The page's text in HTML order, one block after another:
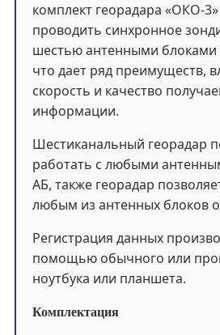
комплект георадара «ОКО-
проводить синхронное
шестью антенными
что дает ряд преимуществ,
скорость и качество
информации.
Шестиканальный георадар
работать с любыми
АБ, также георадар
любым из антенных блоков
Регистрация данных
помощью обычного или
ноутбука или планшета.
Комплектация